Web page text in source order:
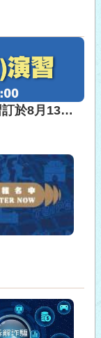
臺北市2026城鎮韌性（防空）演習訂於8月13日 （四）14時30分至15時實施。